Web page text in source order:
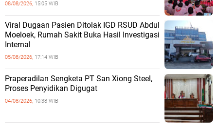
08/08/2026, 15:05 WIB
Viral Dugaan Pasien Ditolak IGD RSUD Abdul
Moeloek, Rumah Sakit Buka Hasil Investigasi
Internal
05/08/2026, 17:14 WIB
Praperadilan Sengketa PT San Xiong Steel,
Proses Penyidikan Digugat
04/08/2026, 10:38 WIB